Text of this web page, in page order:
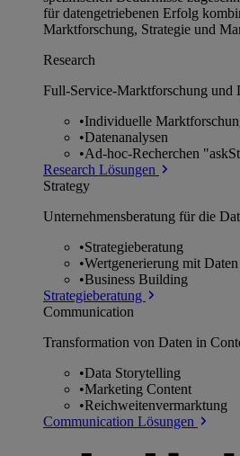
für datengetriebenen Erfolg
Marktforschung, Strategie und
Research
Full-Service-Marktforschung und
•Individuelle
•Datenanalysen
•Ad-hoc-Recherchen
Research Lösungen
Strategy
Unternehmens­beratung für die
•Strategieberatung
•Wertgenerierung mit Daten
•Business Building
Strategieberatung
Communication
Transformation von Daten in
•Data Storytelling
•Marketing Content
•Reichweitenvermarktung
Communication Lösungen